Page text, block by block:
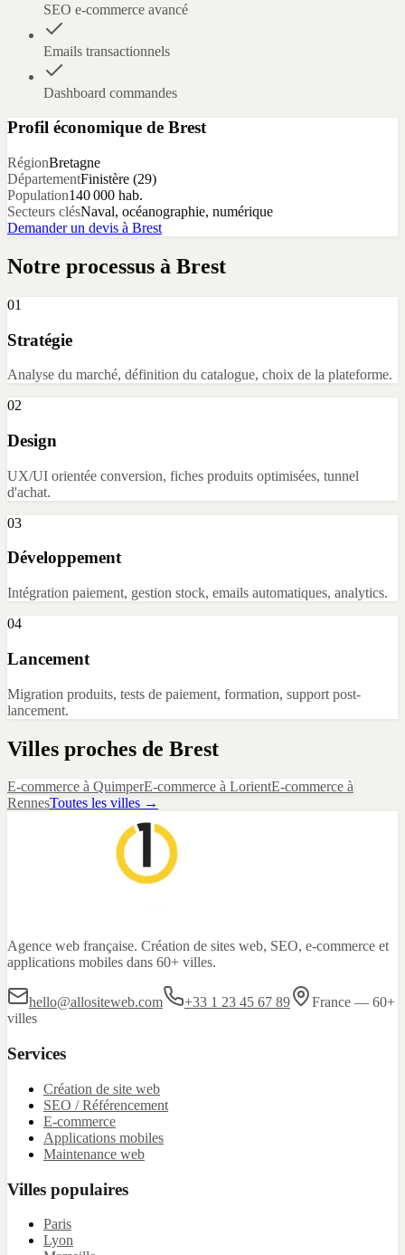
SEO e-commerce avancé
Emails transactionnels
Dashboard commandes
Profil économique de Brest
RégionBretagne
DépartementFinistère (29)
Population140 000 hab.
Secteurs clésNaval, océanographie, numérique
Demander un devis à Brest
Notre processus à Brest
01
Stratégie
Analyse du marché, définition du catalogue, choix de la plateforme.
02
Design
UX/UI orientée conversion, fiches produits optimisées, tunnel
d'achat.
03
Développement
Intégration paiement, gestion stock, emails automatiques, analytics.
04
Lancement
Migration produits, tests de paiement, formation, support post-
lancement.
Villes proches de Brest
E-commerce à QuimperE-commerce à LorientE-commerce à
RennesToutes les villes →
Agence web française. Création de sites web, SEO, e-commerce et
applications mobiles dans 60+ villes.
hello@allositeweb.com +33 1 23 45 67 89
France — 60+
villes
Services
Création de site web
SEO / Référencement
E-commerce
Applications mobiles
Maintenance web
Villes populaires
Paris
Lyon